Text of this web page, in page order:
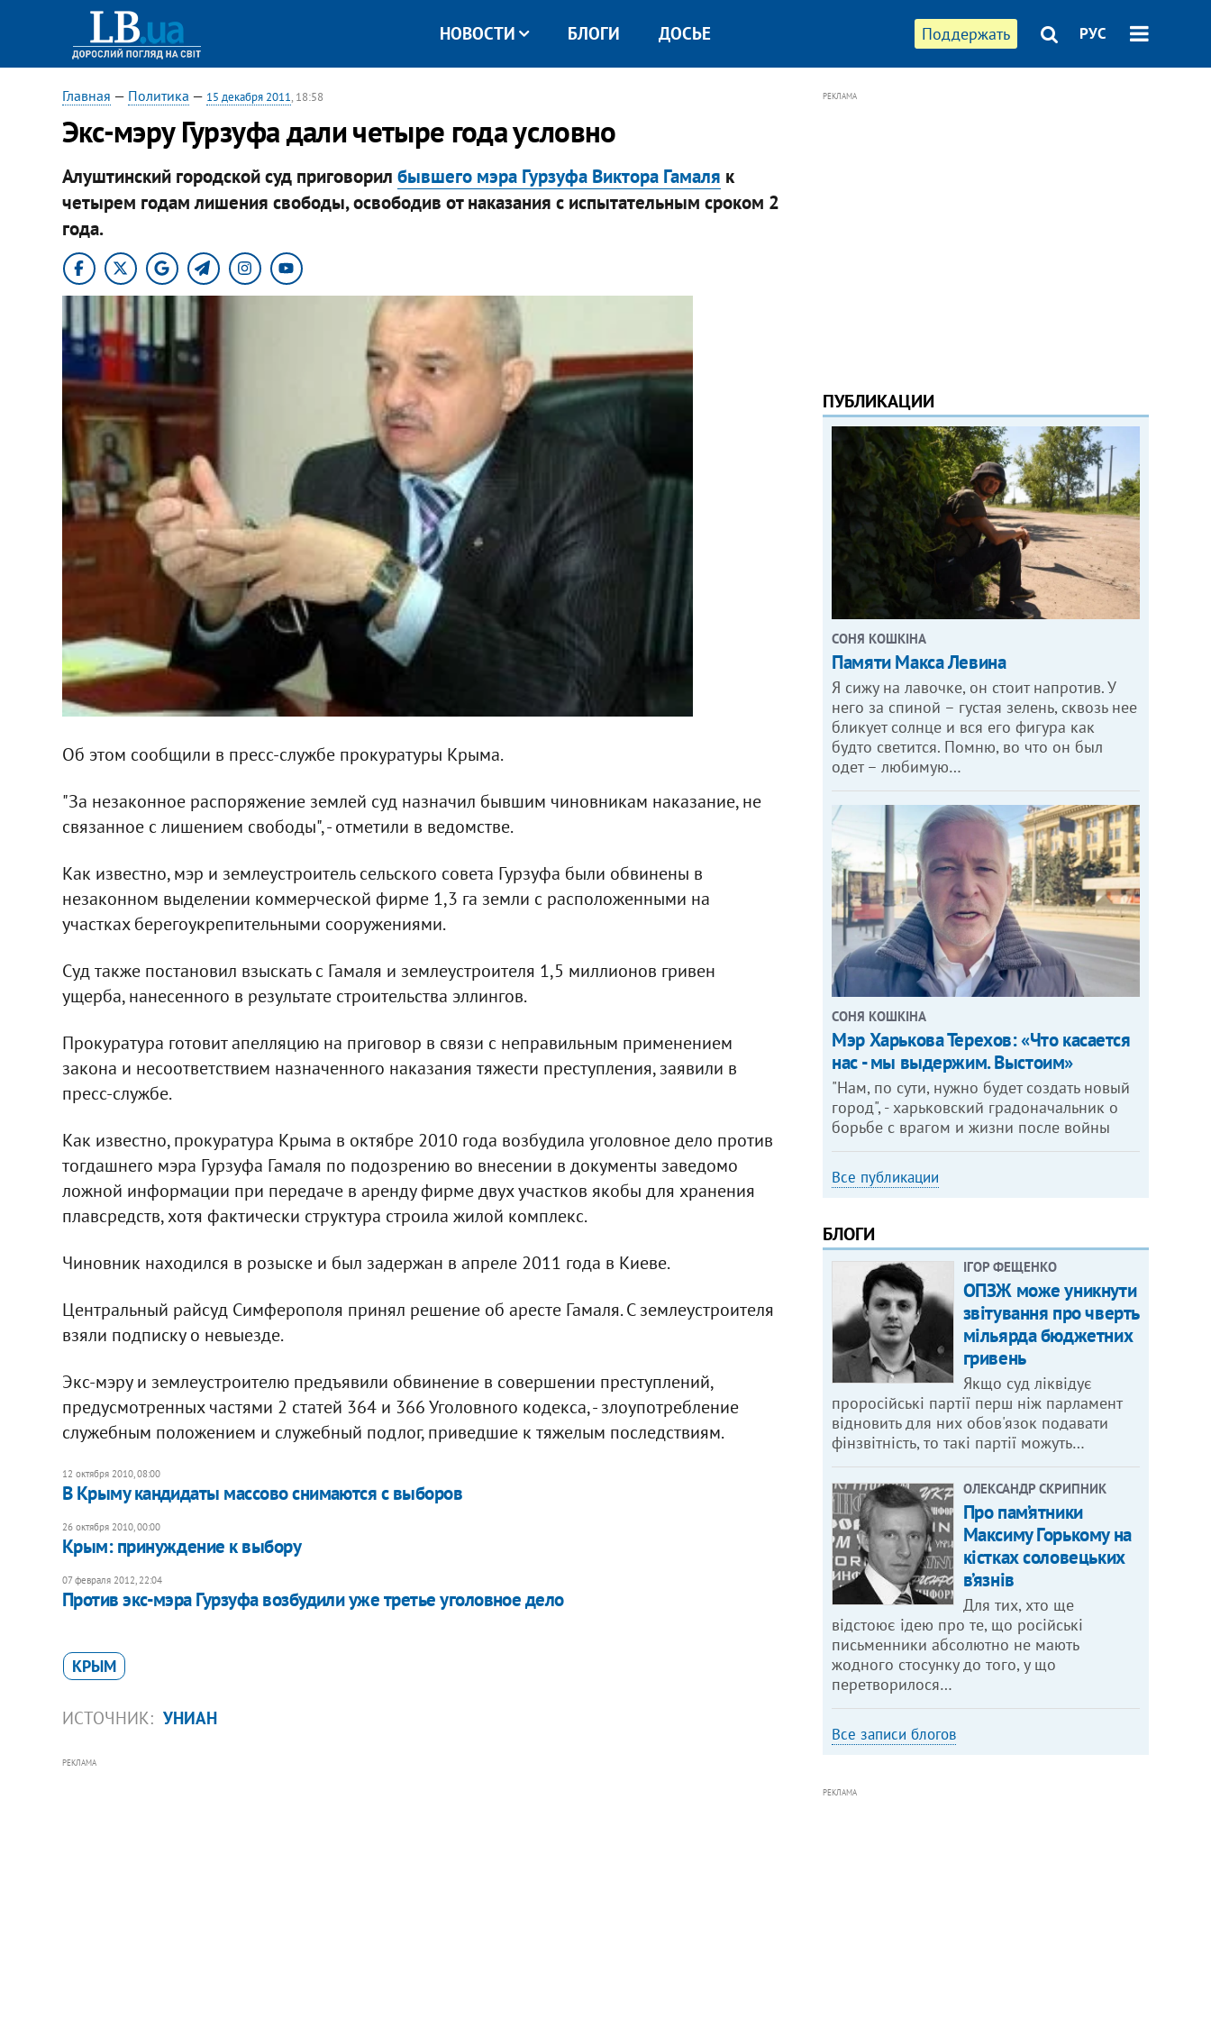
Поддержать РУС
НОВОСТИ БЛОГИ ДОСЬЕ
Главная — Политика — 15 декабря 2011, 18:58
Экс-мэру Гурзуфа дали четыре года условно
Алуштинский городской суд приговорил бывшего мэра Гурзуфа Виктора Гамаля к
четырем годам лишения свободы, освободив от наказания с испытательным сроком 2
года.
Об этом сообщили в пресс-службе прокуратуры Крыма.
"За незаконное распоряжение землей суд назначил бывшим чиновникам наказание, не
связанное с лишением свободы", - отметили в ведомстве.
Как известно, мэр и землеустроитель сельского совета Гурзуфа были обвинены в
незаконном выделении коммерческой фирме 1,3 га земли с расположенными на
участках берегоукрепительными сооружениями.
Суд также постановил взыскать с Гамаля и землеустроителя 1,5 миллионов гривен
ущерба, нанесенного в результате строительства эллингов.
Прокуратура готовит апелляцию на приговор в связи с неправильным применением
закона и несоответствием назначенного наказания тяжести преступления, заявили в
пресс-службе.
Как известно, прокуратура Крыма в октябре 2010 года возбудила уголовное дело против
тогдашнего мэра Гурзуфа Гамаля по подозрению во внесении в документы заведомо
ложной информации при передаче в аренду фирме двух участков якобы для хранения
плавсредств, хотя фактически структура строила жилой комплекс.
Чиновник находился в розыске и был задержан в апреле 2011 года в Киеве.
Центральный райсуд Симферополя принял решение об аресте Гамаля. С землеустроителя
взяли подписку о невыезде.
Экс-мэру и землеустроителю предъявили обвинение в совершении преступлений,
предусмотренных частями 2 статей 364 и 366 Уголовного кодекса, - злоупотребление
служебным положением и служебный подлог, приведшие к тяжелым последствиям.
12 октября 2010, 08:00
В Крыму кандидаты массово снимаются с выборов
26 октября 2010, 00:00
​Крым: принуждение к выбору
07 февраля 2012, 22:04
Против экс-мэра Гурзуфа возбудили уже третье уголовное дело
КРЫМ
ИСТОЧНИК: УНИАН
РЕКЛАМА
РЕКЛАМА
ПУБЛИКАЦИИ
СОНЯ КОШКІНА
Памяти Макса Левина
Я сижу на лавочке, он стоит напротив. У
него за спиной – густая зелень, сквозь нее
бликует солнце и вся его фигура как
будто светится. Помню, во что он был
одет – любимую…
СОНЯ КОШКІНА
Мэр Харькова Терехов: «Что касается
нас - мы выдержим. Выстоим»
"Нам, по сути, нужно будет создать новый
город", - харьковский градоначальник о
борьбе с врагом и жизни после войны
Все публикации
БЛОГИ
ІГОР ФЕЩЕНКО
ОПЗЖ може уникнути
звітування про чверть
мільярда бюджетних
гривень
Якщо суд ліквідує
проросійські партії перш ніж парламент
відновить для них обов'язок подавати
фінзвітність, то такі партії можуть…
ОЛЕКСАНДР СКРИПНИК
Про пам’ятники
Максиму Горькому на
кістках соловецьких
в’язнів
Для тих, хто ще
відстоює ідею про те, що російські
письменники абсолютно не мають
жодного стосунку до того, у що
перетворилося…
Все записи блогов
РЕКЛАМА